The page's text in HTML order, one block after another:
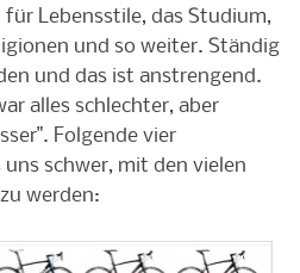
für Lebensstile, das Studium,
und so weiter. Ständig
und das ist anstrengend.
alles schlechter, aber
Folgende vier
schwer, mit den vielen
werden: